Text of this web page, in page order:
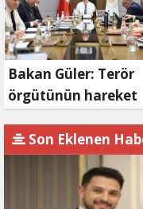
Bakan Güler: Terör
örgütünün hareket
noktasına getirildi
Son Eklenen